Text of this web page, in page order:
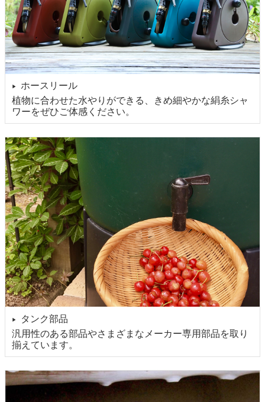
▶
ホースリール
植物に合わせた水やりができる、きめ細やかな絹糸シャ
ワーをぜひご体感ください。
▶
タンク部品
汎用性のある部品やさまざまなメーカー専用部品を取り
揃えています。